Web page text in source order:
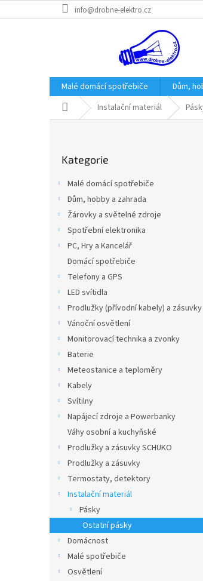
na
info@drobne-elektro.cz
Malé domácí spotřebiče Dům,
Domů Instalační materiál
kategorie
Kategorie
Malé domácí spotřebiče
Dům, hobby a zahrada
Žárovky a světelné zdroje
Spotřební elektronika
PC, Hry a Kancelář
Domácí spotřebiče
Telefony a GPS
LED svítidla
Prodlužky (přívodní kabely) a zásuvky
Vánoční osvětlení
Monitorovací technika a zvonky
Baterie
Meteostanice a teploměry
Kabely
Svítilny
Napájecí zdroje a Powerbanky
Váhy osobní a kuchyňské
Prodlužky a zásuvky SCHUKO
Prodlužky a zásuvky
Termostaty, detektory
Instalační materiál
Pásky
Ostatní pásky
Domácnost
Malé spotřebiče
Osvětlení